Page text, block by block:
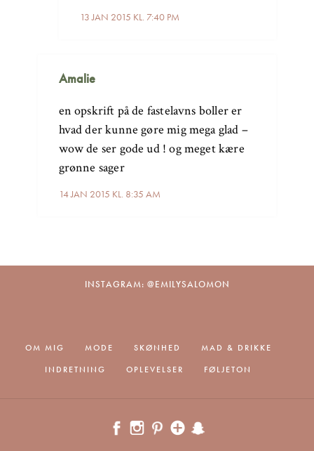
13 JAN 2015 KL. 7:40 PM
Amalie
14 JAN 2015 KL. 8:35 AM
en opskrift på de fastelavns boller er
hvad der kunne gøre mig mega glad –
wow de ser gode ud ! og meget kære
grønne sager
INSTAGRAM: @EMILYSALOMON
OM MIG MODE SKØNHED
MAD & DRIKKE
INDRETNING
OPLEVELSER FØLJETON